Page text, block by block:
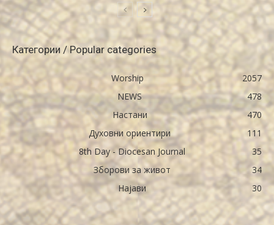
Категории / Popular categories
Worship
2057
NEWS
478
Настани
470
Духовни ориентири
111
8th Day - Diocesan Journal
35
Зборови за живот
34
Најави
30